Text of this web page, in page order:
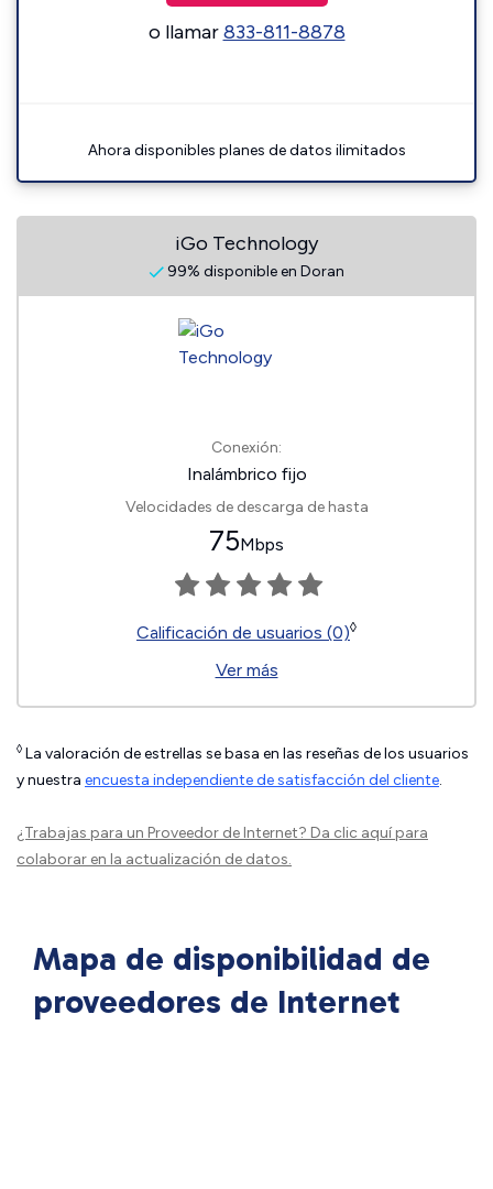
o llamar833-811-8878
Ahora disponibles planes de datos ilimitados
iGo Technology
99% disponible en Doran
Conexión:
Inalámbrico fijo
Velocidades de descarga de hasta
75Mbps
Calificación de usuarios (0)◊
Ver más
◊ La valoración de estrellas se basa en las reseñas de los usuarios
y nuestra encuesta independiente de satisfacción del cliente.
¿Trabajas para un Proveedor de Internet? Da clic aquípara
colaborar en la actualización de datos.
Mapa de disponibilidad de
proveedores de Internet